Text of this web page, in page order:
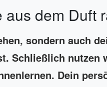
aus dem Duft
sondern auch
Schließlich nutzen
Dein